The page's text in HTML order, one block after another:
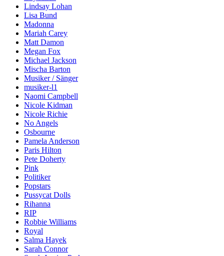
Lindsay Lohan
Lisa Bund
Madonna
Mariah Carey
Matt Damon
Megan Fox
Michael Jackson
Mischa Barton
Musiker / Sänger
musiker-l1
Naomi Campbell
Nicole Kidman
Nicole Richie
No Angels
Osbourne
Pamela Anderson
Paris Hilton
Pete Doherty
Pink
Politiker
Popstars
Pussycat Dolls
Rihanna
RIP
Robbie Williams
Royal
Salma Hayek
Sarah Connor